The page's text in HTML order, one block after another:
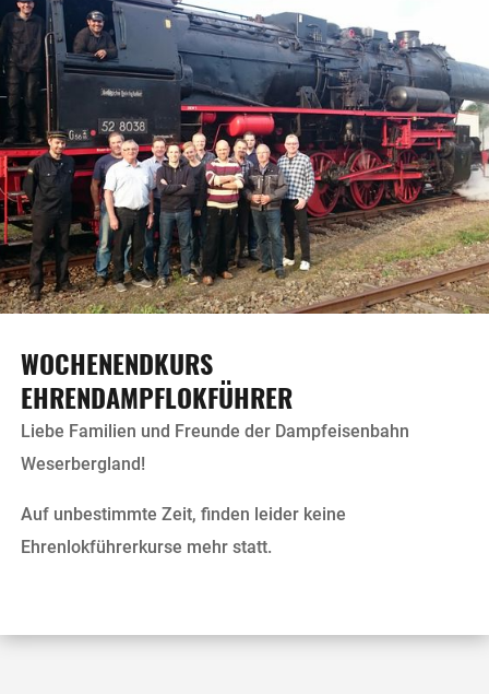
WOCHENENDKURS
EHRENDAMPFLOKFÜHRER
Liebe Familien und Freunde der Dampfeisenbahn
Weserbergland!
Auf unbestimmte Zeit, finden leider keine
Ehrenlokführerkurse mehr statt.